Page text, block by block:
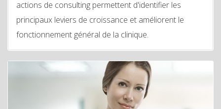
actions de consulting permettent d'identifier les
principaux leviers de croissance et améliorent le
fonctionnement général de la clinique.